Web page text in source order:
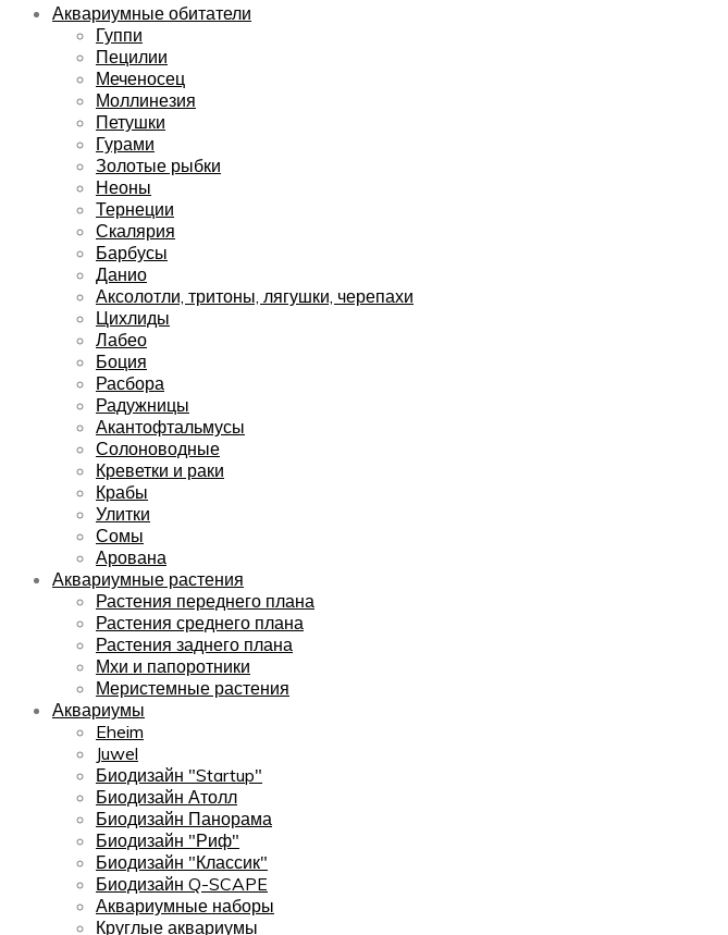
Аквариумные обитатели
Гуппи
Пецилии
Меченосец
Моллинезия
Петушки
Гурами
Золотые рыбки
Неоны
Тернеции
Скалярия
Барбусы
Данио
Аксолотли, тритоны, лягушки, черепахи
Цихлиды
Лабео
Боция
Расбора
Радужницы
Акантофтальмусы
Солоноводные
Креветки и раки
Крабы
Улитки
Сомы
Арована
Аквариумные растения
Растения переднего плана
Растения среднего плана
Растения заднего плана
Мхи и папоротники
Меристемные растения
Аквариумы
Eheim
Juwel
Биодизайн "Startup"
Биодизайн Атолл
Биодизайн Панорама
Биодизайн "Риф"
Биодизайн "Классик"
Биодизайн Q-SCAPE
Аквариумные наборы
Круглые аквариумы